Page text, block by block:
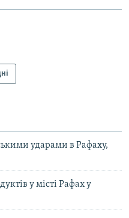
ударами в Рафаху,
у місті Рафах у